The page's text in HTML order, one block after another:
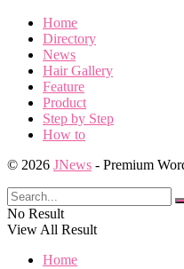
Home
Directory
News
Hair Gallery
Feature
Product
Step by Step
How to
© 2026 JNews - Premium
No Result
View All Result
Home